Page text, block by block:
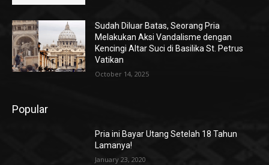
Sudah Diluar Batas, Seorang Pria
Melakukan Aksi Vandalisme dengan
Kencingi Altar Suci di Basilika St. Petrus
Vatikan
October 14, 2025
Popular
Pria ini Bayar Utang Setelah 18 Tahun
Lamanya!
January 23, 2020